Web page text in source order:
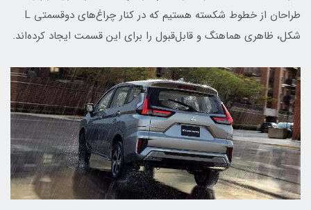
طراحان از خطوط شکسته هستیم که در کنار چراغ‌های دوقسمتی L
شکل، ظاهری هماهنگ و قابل‌قبول را برای این قسمت ایجاد کرده‌اند.